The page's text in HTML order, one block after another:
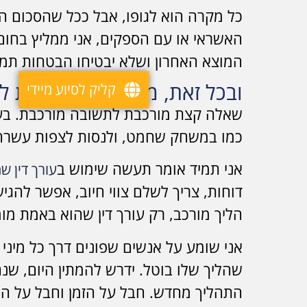
כל מקרה הוא לגופו, אבל ככל שהסכום
האשראי או עם הספקים, אני ממליץ בחום
המוצא האחרון ושלא יבטיחו הבטחות
ובכל זאת, מי שמחליט לגשת
שאלה קצת מורכבת לתשובה מורכבת.
כמו במשחק שחמט, ולנסות לצפות
אני תמיד אומר תעשה שימוש בעורך דין
דוחות, צריך לשלם צווי חיוב, אפשר
הליך מורכב, רק עורך דין שהוא באמת
אני שומע על אנשים שפונים דרך כל
שהליך שלו בוטל. ידרש להמתין היום,
התהליך מחדש. חבל על הזמן וחבל על
קליק לסיוע מיידי